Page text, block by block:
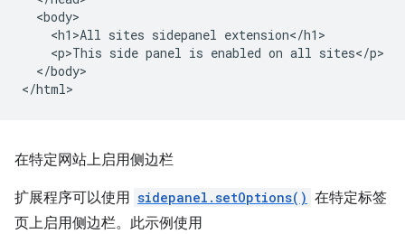
  <body>
    <h1>All sites sidepanel extension</h1>
    <p>This side panel is enabled on all sites</p>
  </body>
在特定网站上启用侧边栏
扩展程序可以使用 sidepanel.setOptions() 在特定标签
页上启用侧边栏。此示例使用